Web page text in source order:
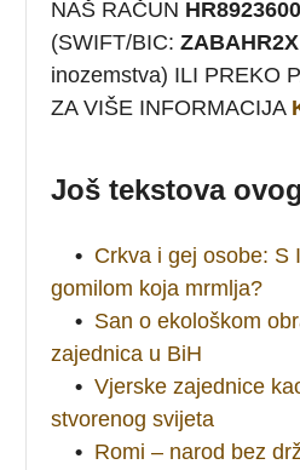
NAŠ RAČUN
(SWIFT/BIC: ZABAHR2X
inozemstva) ILI PREKO
ZA VIŠE INFORMACIJA
Još tekstova
• Crkva i gej osobe: S
gomilom koja mrmlja?
• San o ekološkom
zajednica u BiH
• Vjerske zajednice
stvorenog svijeta
• Romi – narod bez